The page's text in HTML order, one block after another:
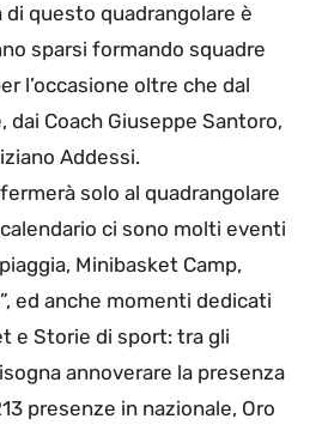
questo quadrangolare è
sparsi formando squadre
l’occasione oltre che dal
dai Coach Giuseppe Santoro,
Addessi.
solo al quadrangolare
calendario ci sono molti eventi
Minibasket Camp,
ed anche momenti dedicati
e Storie di sport: tra gli
annoverare la presenza
presenze in nazionale, Oro